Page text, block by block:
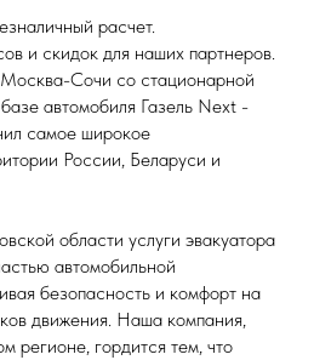
расчет.
и скидок для наших партнеров.
Сочи со стационарной
автомобиля Газель Next -
самое широкое
России, Беларуси и
области услуги эвакуатора
автомобильной
безопасность и комфорт на
движения. Наша компания,
регионе, гордится тем, что